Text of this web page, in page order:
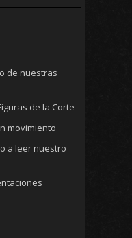
de nuestras
de la Corte
movimiento
a leer nuestro